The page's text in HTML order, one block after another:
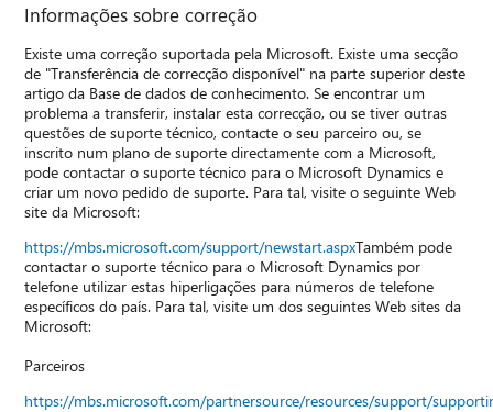
Informações sobre correção
Existe uma correção suportada pela Microsoft. Existe uma secção
de "Transferência de correcção disponível" na parte superior deste
artigo da Base de dados de conhecimento. Se encontrar um
problema a transferir, instalar esta correcção, ou se tiver outras
questões de suporte técnico, contacte o seu parceiro ou, se
inscrito num plano de suporte directamente com a Microsoft,
pode contactar o suporte técnico para o Microsoft Dynamics e
criar um novo pedido de suporte. Para tal, visite o seguinte Web
site da Microsoft:
https://mbs.microsoft.com/support/newstart.aspxTambém pode
contactar o suporte técnico para o Microsoft Dynamics por
telefone utilizar estas hiperligações para números de telefone
específicos do país. Para tal, visite um dos seguintes Web sites da
Microsoft:
Parceiros
https://mbs.microsoft.com/partnersource/resources/support/